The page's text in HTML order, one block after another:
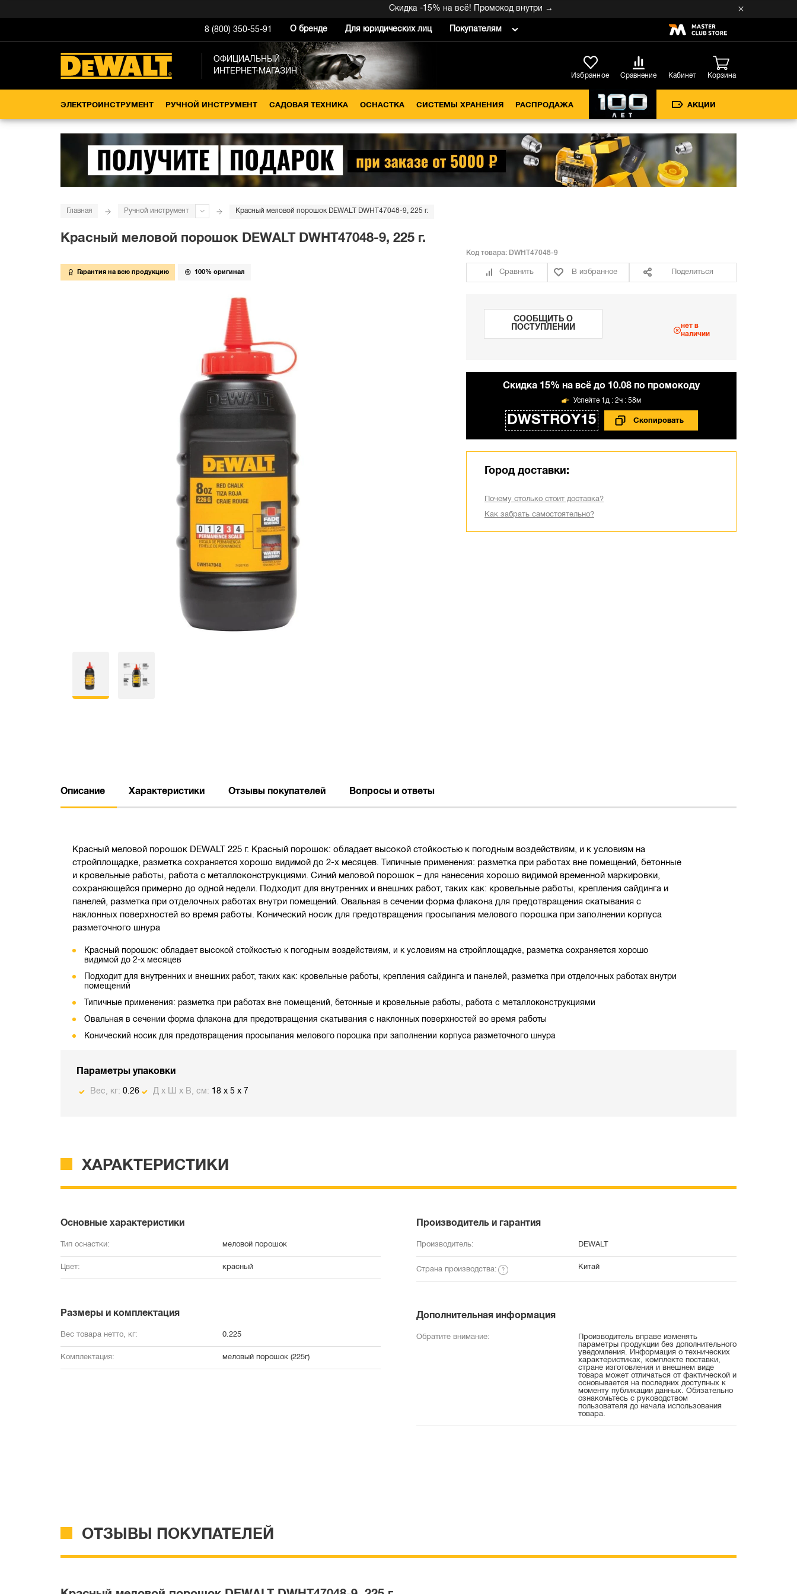
Скидка -15% на всё! Промокод внутри →
8 (800) 350-55-91 О бренде Для юридических лиц Покупателям
ОФИЦИАЛЬНЫЙ
ИНТЕРНЕТ-МАГАЗИН
Избранное Сравнение Кабинет Корзина
ЭЛЕКТРОИНСТРУМЕНТ РУЧНОЙ ИНСТРУМЕНТ САДОВАЯ ТЕХНИКА ОСНАСТКА СИСТЕМЫ ХРАНЕНИЯ РАСПРОДАЖА АКЦИИ
Главная Ручной инструмент Красный меловой порошок DEWALT DWHT47048-9, 225 г.
Красный меловой порошок DEWALT DWHT47048-9, 225 г.
Гарантия на всю продукцию 100% оригинал
Код товара: DWHT47048-9
Сравнить В избранное Поделиться
СООБЩИТЬ О
ПОСТУПЛЕНИИ
нет в
наличии
Cкидка 15% на всё до 10.08 по промокоду
DWSTROY15
1д : 2ч : 58м
Город доставки:
Почему столько стоит доставка?
Как забрать самостоятельно?
Описание Характеристики Отзывы покупателей Вопросы и ответы
Красный меловой порошок DEWALT 225 г. Красный порошок: обладает высокой стойкостью к погодным воздействиям, и к условиям на
стройплощадке, разметка сохраняется хорошо видимой до 2-х месяцев. Типичные применения: разметка при работах вне помещений, бетонные
и кровельные работы, работа с металлоконструкциями. Синий меловой порошок – для нанесения хорошо видимой временной маркировки,
сохраняющейся примерно до одной недели. Подходит для внутренних и внешних работ, таких как: кровельные работы, крепления сайдинга и
панелей, разметка при отделочных работах внутри помещений. Овальная в сечении форма флакона для предотвращения скатывания с
наклонных поверхностей во время работы. Конический носик для предотвращения просыпания мелового порошка при заполнении корпуса
разметочного шнура
Красный порошок: обладает высокой стойкостью к погодным воздействиям, и к условиям на стройплощадке, разметка сохраняется хорошо
видимой до 2-х месяцев
Подходит для внутренних и внешних работ, таких как: кровельные работы, крепления сайдинга и панелей, разметка при отделочных работах внутри
помещений
Типичные применения: разметка при работах вне помещений, бетонные и кровельные работы, работа с металлоконструкциями
Овальная в сечении форма флакона для предотвращения скатывания с наклонных поверхностей во время работы
Конический носик для предотвращения просыпания мелового порошка при заполнении корпуса разметочного шнура
Параметры упаковки
Вес, кг: 0.26 Д х Ш х В, см: 18 x 5 x 7
ХАРАКТЕРИСТИКИ
Основные характеристики
Тип оснастки: меловой порошок
Цвет: красный
Размеры и комплектация
Вес товара нетто, кг: 0.225
Комплектация: меловый порошок (225г)
Производитель и гарантия
Производитель: DEWALT
Страна производства: Китай
Дополнительная информация
Обратите внимание:
Производитель вправе изменять
параметры продукции без дополнительного
уведомления. Информация о технических
характеристиках, комплекте поставки,
стране изготовления и внешнем виде
товара может отличаться от фактической и
основывается на последних доступных к
моменту публикации данных. Обязательно
ознакомьтесь с руководством
пользователя до начала использования
товара.
ОТЗЫВЫ ПОКУПАТЕЛЕЙ